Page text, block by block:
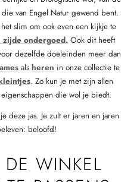
van Engel Natur gewend bent.
slim om ook even een kijkje te
ondergoed.Ook dit heeft
dezelfde doeleinden meer dan
als heren in onze collectie te
. Zo kun je met zijn allen
die wol je biedt.
deze jas. Je zult er jaren en jaren
beloofd!
WINKEL